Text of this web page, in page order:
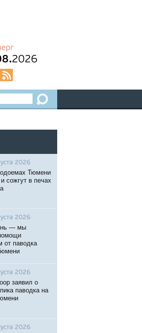
2026
2026
Тюмени
сожгут в печах
2026
— мы
от паводка
2026
заявил о
паводка на
2026